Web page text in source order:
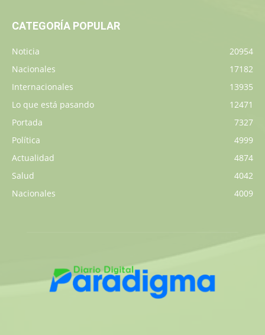
CATEGORÍA POPULAR
Noticia
20954
Nacionales
17182
Internacionales
13935
Lo que está pasando
12471
Portada
7327
Política
4999
Actualidad
4874
Salud
4042
Nacionales
4009